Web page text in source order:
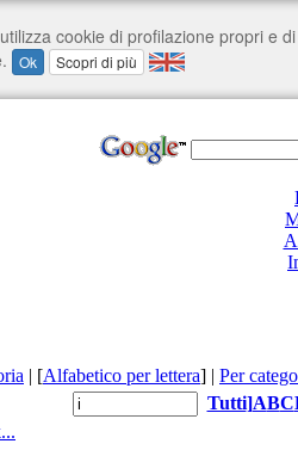
| [Alfabetico per lettera] | Per
Tutti]ABC